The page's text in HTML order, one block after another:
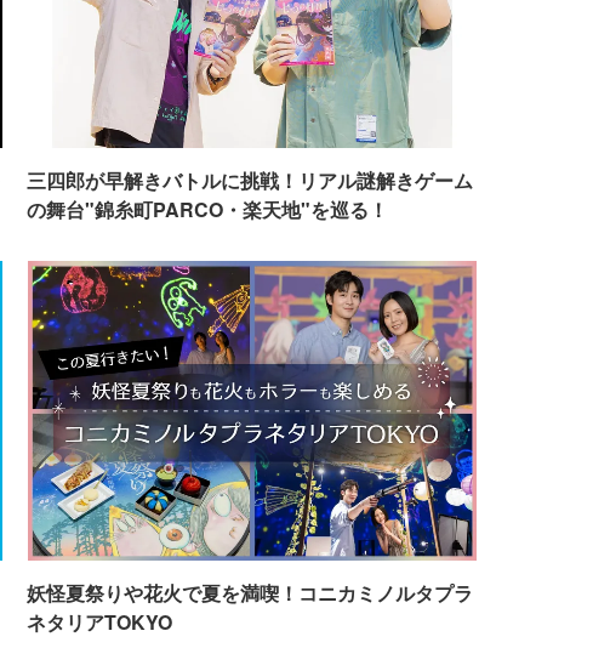
三四郎が早解きバトルに挑戦！リアル謎解きゲーム
の舞台"錦糸町PARCO・楽天地"を巡る！
妖怪夏祭りや花火で夏を満喫！コニカミノルタプラ
ネタリアTOKYO